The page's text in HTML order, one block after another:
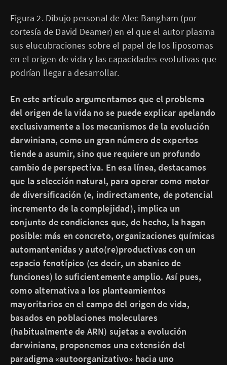
Figura 2. Dibujo personal de Alec Bangham (por
cortesía de David Deamer) en el que el autor plasma
sus elucubraciones sobre el papel de los liposomas
en el origen de vida y las capacidades evolutivas que
podrían llegar a desarrollar.
En este artículo argumentamos que el problema
del origen de la vida no se puede explicar apelando
exclusivamente a los mecanismos de la evolución
darwiniana, como un gran número de expertos
tiende a asumir, sino que requiere un profundo
cambio de perspectiva. En esa línea, destacamos
que la selección natural, para operar como motor
de diversificación (e, indirectamente, de potencial
incremento de la complejidad), implica un
conjunto de condiciones que, de hecho, la hagan
posible: más en concreto, organizaciones químicas
automantenidas y auto(re)productivas con un
espacio fenotípico (es decir, un abanico de
funciones) lo suficientemente amplio. Así pues,
como alternativa a los planteamientos
mayoritarios en el campo del origen de vida,
basados en poblaciones moleculares
(habitualmente de ARN) sujetas a evolución
darwiniana, proponemos una extensión del
paradigma «autoorganizativo» hacia uno